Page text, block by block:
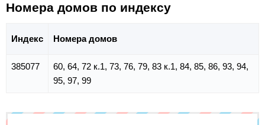
Номера домов по индексу
Индекс Номера домов
385077
60, 64, 72 к.1, 73, 76, 79, 83 к.1, 84, 85, 86, 93, 94,
95, 97, 99